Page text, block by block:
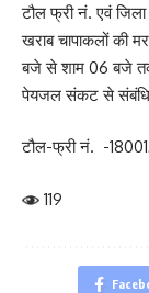
टौल फ्री नं. एवं जिला
खराब चापाकलों की
बजे से शाम 06 बजे तक
पेयजल संकट से
टौल-फ्री नं. -
119